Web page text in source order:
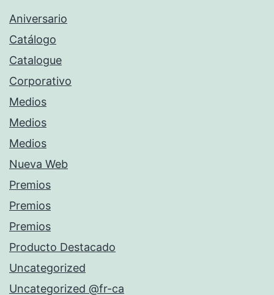
Aniversario
Catálogo
Catalogue
Corporativo
Medios
Medios
Medios
Nueva Web
Premios
Premios
Premios
Producto Destacado
Uncategorized
Uncategorized @fr-ca